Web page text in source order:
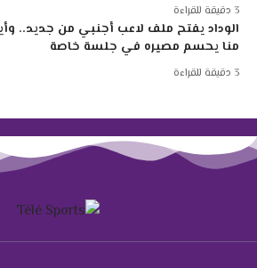
الوداد يفتح ملف لاعب أجنبي من جديد.. وأيت
منا يحسم مصيره في جلسة خاصة